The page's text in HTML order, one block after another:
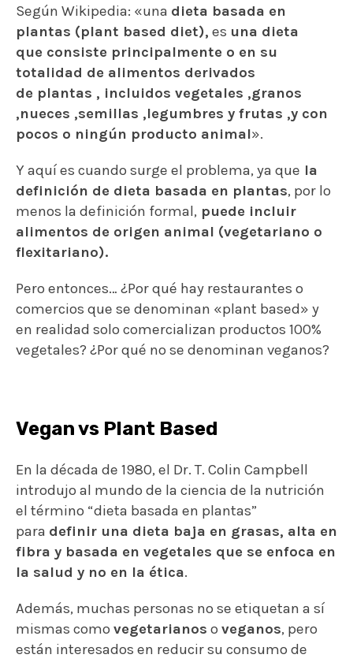
Según Wikipedia: «una dieta basada en
plantas (plant based diet), es una dieta
que consiste principalmente o en su
totalidad de alimentos derivados
de plantas , incluidos vegetales ,granos
,nueces ,semillas ,legumbres y frutas ,y con
pocos o ningún producto animal».
Y aquí es cuando surge el problema, ya que la
definición de dieta basada en plantas, por lo
menos la definición formal, puede incluir
alimentos de origen animal (vegetariano o
flexitariano).
Pero entonces… ¿Por qué hay restaurantes o
comercios que se denominan «plant based» y
en realidad solo comercializan productos 100%
vegetales? ¿Por qué no se denominan veganos?
Vegan vs Plant Based
En la década de 1980, el Dr. T. Colin Campbell
introdujo al mundo de la ciencia de la nutrición
el término “dieta basada en plantas”
para definir una dieta baja en grasas, alta en
fibra y basada en vegetales que se enfoca en
la salud y no en la ética.
Además, muchas personas no se etiquetan a sí
mismas como vegetarianos o veganos, pero
están interesados en reducir su consumo de